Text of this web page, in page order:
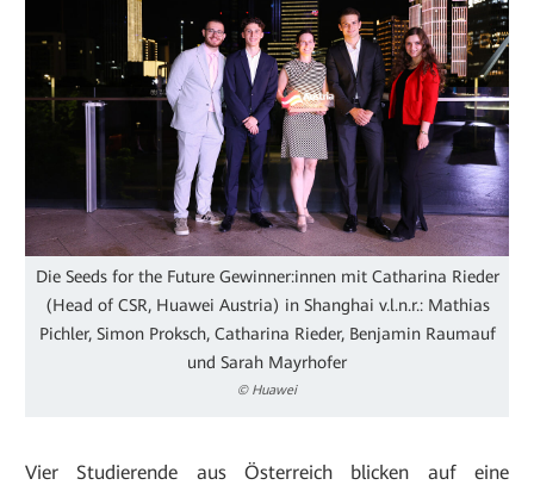
Die Seeds for the Future Gewinner:innen mit Catharina Rieder
(Head of CSR, Huawei Austria) in Shanghai v.l.n.r.: Mathias
Pichler, Simon Proksch, Catharina Rieder, Benjamin Raumauf
und Sarah Mayrhofer
© Huawei
Vier Studierende aus Österreich blicken auf eine